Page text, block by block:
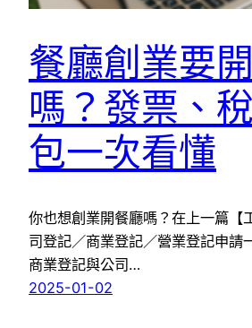
餐廳創業要
嗎？發票、
包一次看懂
你也想創業開餐廳嗎？在上一篇【
司登記／商業登記／營業登記申請
商業登記與公司…
2025-01-02